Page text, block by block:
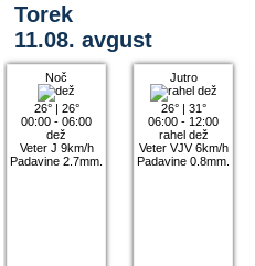
Torek
11.08. avgust
Noč
26°| 26°
00:00 - 06:00
dež
Veter J 9km/h
Padavine 2.7mm.
Jutro
26°| 31°
06:00 - 12:00
rahel dež
Veter VJV 6km/h
Padavine 0.8mm.